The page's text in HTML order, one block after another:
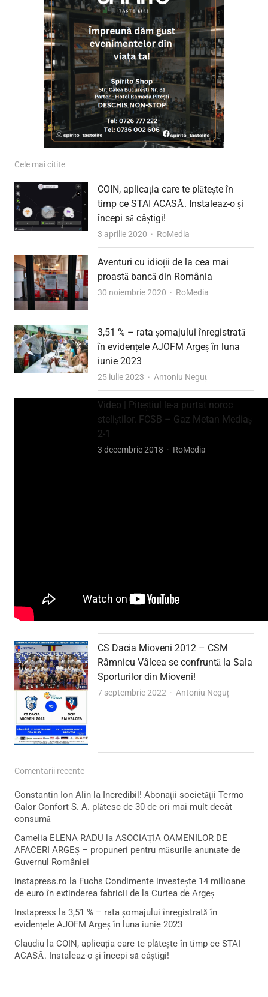
Cele mai citite
COIN, aplicația care te plătește în
timp ce STAI ACASĂ. Instaleaz-o și
începi să câștigi!
3 aprilie 2020 Author
RoMedia
Aventuri cu idioții de la cea mai
proastă bancă din România
30 noiembrie 2020 Author
RoMedia
3,51 % – rata șomajului înregistrată
în evidențele AJOFM Argeș în luna
iunie 2023
25 iulie 2023 Author
Antoniu Neguț
Video | Piteștiul le-a purtat noroc
steliștilor. FCSB – Gaz Metan Mediaș
2-1
3 decembrie 2018 Author
RoMedia
CS Dacia Mioveni 2012 – CSM
Râmnicu Vâlcea se confruntă la Sala
Sporturilor din Mioveni!
7 septembrie 2022 Author
Antoniu Neguț
Comentarii recente
Constantin Ion Alin la Incredibil! Abonații societății Termo
Calor Confort S. A. plătesc de 30 de ori mai mult decât
consumă
Camelia ELENA RADU la ASOCIAȚIA OAMENILOR DE
AFACERI ARGEȘ – propuneri pentru măsurile anunțate de
Guvernul României
instapress.ro la Fuchs Condimente investește 14 milioane
de euro în extinderea fabricii de la Curtea de Argeș
Instapress la 3,51 % – rata șomajului înregistrată în
evidențele AJOFM Argeș în luna iunie 2023
Claudiu la COIN, aplicația care te plătește în timp ce STAI
ACASĂ. Instaleaz-o și începi să câștigi!